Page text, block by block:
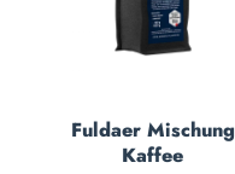
Fuldaer Mischung
Kaffee